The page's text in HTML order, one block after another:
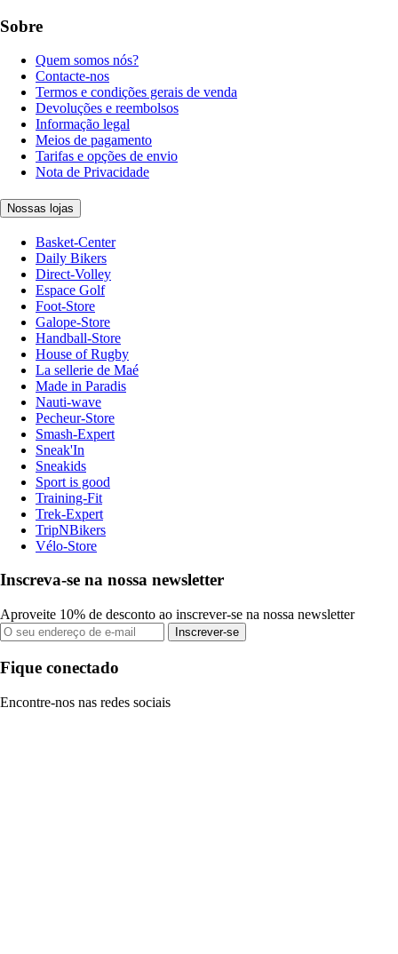
Sobre
Quem somos nós?
Contacte-nos
Termos e condições gerais de venda
Devoluções e reembolsos
Informação legal
Meios de pagamento
Tarifas e opções de envio
Nota de Privacidade
Nossas lojas
Basket-Center
Daily Bikers
Direct-Volley
Espace Golf
Foot-Store
Galope-Store
Handball-Store
House of Rugby
La sellerie de Maé
Made in Paradis
Nauti-wave
Pecheur-Store
Smash-Expert
Sneak'In
Sneakids
Sport is good
Training-Fit
Trek-Expert
TripNBikers
Vélo-Store
Inscreva-se na nossa newsletter
Aproveite 10% de desconto ao inscrever-se na nossa newsletter
Inscrever-se
Fique conectado
Encontre-nos nas redes sociais